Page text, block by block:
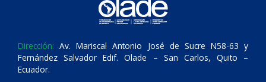
Dirección: Av. Mariscal Antonio José de Sucre N58-63 y
Fernández Salvador Edif. Olade – San Carlos, Quito –
Ecuador.